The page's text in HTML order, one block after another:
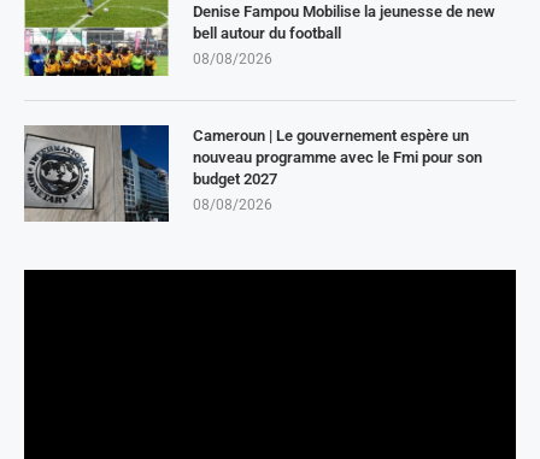
Denise Fampou Mobilise la jeunesse de new
bell autour du football
08/08/2026
Cameroun | Le gouvernement espère un
nouveau programme avec le Fmi pour son
budget 2027
08/08/2026